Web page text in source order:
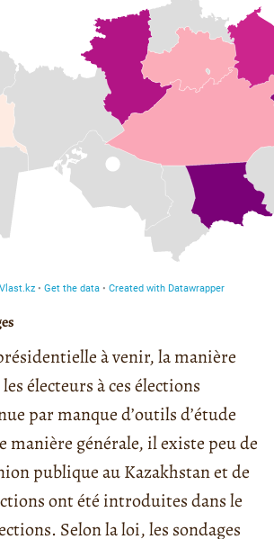
à venir, la manière
électeurs à ces élections
par manque d’outils d’étude
manière générale, il existe peu de
publique au Kazakhstan et de
ont été introduites dans le
Selon la loi, les sondages